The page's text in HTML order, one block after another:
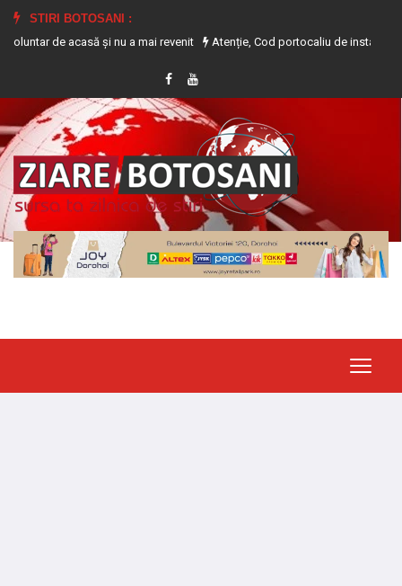
STIRI BOTOSANI :
acasă și nu a mai revenit
Atenție, Cod portocaliu de instabilitate